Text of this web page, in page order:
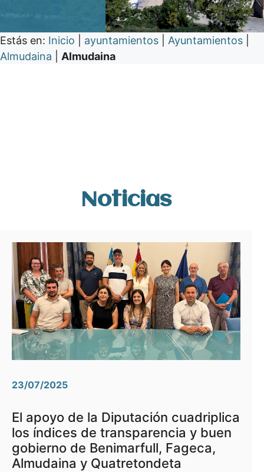
Estás en: Inicio ayuntamientos Ayuntamientos
Almudaina
Almudaina
Noticias
23/07/2025
El apoyo de la Diputación cuadriplica
los índices de transparencia y buen
gobierno de Benimarfull, Fageca,
Almudaina y Quatretondeta